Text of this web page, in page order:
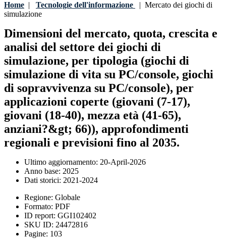
Home | Tecnologie dell'informazione | Mercato dei giochi di
simulazione
Dimensioni del mercato, quota, crescita e
analisi del settore dei giochi di
simulazione, per tipologia (giochi di
simulazione di vita su PC/console, giochi
di sopravvivenza su PC/console), per
applicazioni coperte (giovani (7-17),
giovani (18-40), mezza età (41-65),
anziani?&gt; 66)), approfondimenti
regionali e previsioni fino al 2035.
Ultimo aggiornamento: 20-April-2026
Anno base: 2025
Dati storici: 2021-2024
Regione: Globale
Formato: PDF
ID report: GGI102402
SKU ID: 24472816
Pagine: 103